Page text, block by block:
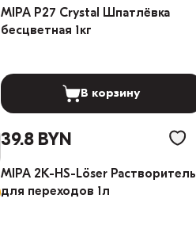
MIPA P27 Crystal Шпатлёвка
бесцветная 1кг
В корзину
39.8 BYN
MIPA 2K-HS-Löser Растворитель
для переходов 1л